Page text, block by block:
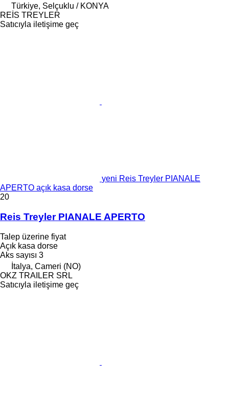
Türkiye, Selçuklu / KONYA
REİS TREYLER
Satıcıyla iletişime geç
yeni Reis Treyler PIANALE
APERTO açık kasa dorse
20
Reis Treyler PIANALE APERTO
Talep üzerine fiyat
Açık kasa dorse
Aks sayısı 3
İtalya, Cameri (NO)
OKZ TRAILER SRL
Satıcıyla iletişime geç